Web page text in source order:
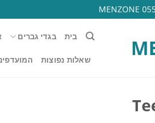
בית בגדי גברים
שאלות נפוצות